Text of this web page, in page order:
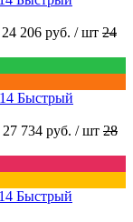
24 206 руб. / шт 24
Быстрый
27 734 руб. / шт 28
Быстрый